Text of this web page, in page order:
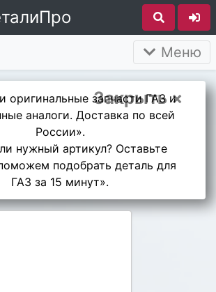
Меню
Закрыть ×
оригинальные запчасти ГАЗ и
аналоги. Доставка по всей
России».
нужный артикул? Оставьте
подобрать деталь для
ГАЗ за 15 минут».